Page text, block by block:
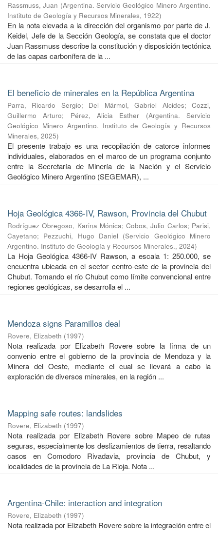
Rassmuss, Juan (Argentina. Servicio Geológico Minero Argentino.
Instituto de Geología y Recursos Minerales, 1922)
En la nota elevada a la dirección del organismo por parte de J.
Keidel, Jefe de la Sección Geología, se constata que el doctor
Juan Rassmuss describe la constitución y disposición tectónica
de las capas carbonífera de la ...
El beneficio de minerales en la República Argentina
Parra, Ricardo Sergio; Del Mármol, Gabriel Alcides;Cozzi,
Guillermo Arturo; Pérez, Alicia Esther (Argentina. Servicio
Geológico Minero Argentino. Instituto de Geología y Recursos
Minerales, 2025)
El presente trabajo es una recopilación de catorce informes
individuales, elaborados en el marco de un programa conjunto
entre la Secretaría de Minería de la Nación y el Servicio
Geológico Minero Argentino (SEGEMAR), ...
Hoja Geológica 4366-IV, Rawson, Provincia del Chubut
Rodríguez Obregoso, Karina Mónica;Cobos, Julio Carlos; Parisi,
Cayetano; Pezzuchi, Hugo Daniel (Servicio Geológico Minero
Argentino. Instituto de Geología y Recursos Minerales., 2024)
La Hoja Geológica 4366-IV Rawson, a escala 1: 250.000, se
encuentra ubicada en el sector centro-este de la provincia del
Chubut. Tomando el río Chubut como límite convencional entre
regiones geológicas, se desarrolla el ...
Mendoza signs Paramillos deal
Rovere, Elizabeth (1997)
Nota realizada por Elizabeth Rovere sobre la firma de un
convenio entre el gobierno de la provincia de Mendoza y la
Minera del Oeste, mediante el cual se llevará a cabo la
exploración de diversos minerales, en la región ...
Mapping safe routes: landslides
Rovere, Elizabeth (1997)
Nota realizada por Elizabeth Rovere sobre Mapeo de rutas
seguras, especialmente los deslizamientos de tierra, resaltando
casos en Comodoro Rivadavia, provincia de Chubut, y
localidades de la provincia de La Rioja. Nota ...
Argentina-Chile: interaction and integration
Rovere, Elizabeth (1997)
Nota realizada por Elizabeth Rovere sobre la integración entre el